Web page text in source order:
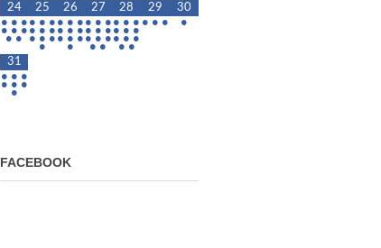
24
• • •
• • •
• •
25
• • •
• • •
• • •
•
26
• • •
• • •
• • •
•
27
• • •
• • •
• • •
• •
28
• • •
• • •
• • •
• •
29
• • •
30
•
31
• • •
• • •
•
FACEBOOK